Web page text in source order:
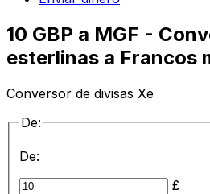
10 GBP a MGF -
esterlinas a Francos
Conversor de divisas Xe
De:
De:
£